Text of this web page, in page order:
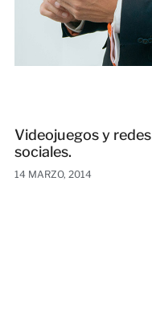
Videojuegos y redes
sociales.
14 MARZO, 2014